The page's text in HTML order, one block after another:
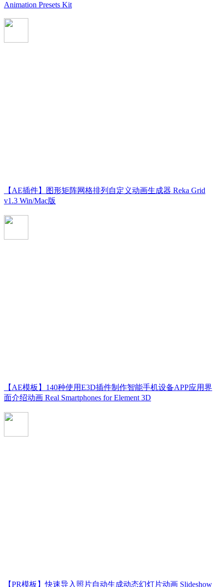
Animation Presets Kit
【AE插件】图形矩阵网格排列自定义动画生成器 Reka Grid
v1.3 Win/Mac版
【AE模板】140种使用E3D插件制作智能手机设备APP应用界
面介绍动画 Real Smartphones for Element 3D
【PR模板】快速导入照片自动生成动态幻灯片动画 Slideshow